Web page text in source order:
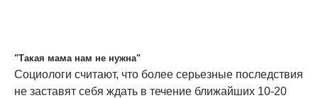
"Такая мама нам не нужна"
Социологи считают, что более серьезные последствия
не заставят себя ждать в течение ближайших 10-20